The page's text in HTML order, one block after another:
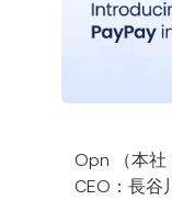
Opn （本社
CEO：長谷